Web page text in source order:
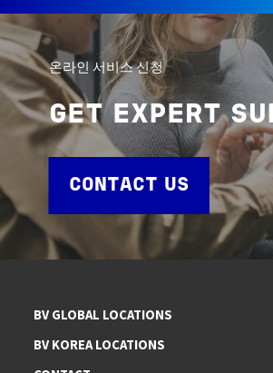
온라인 서비스 신청
GET EXPERT
CONTACT US
BV GLOBAL LOCATIONS
BV KOREA LOCATIONS